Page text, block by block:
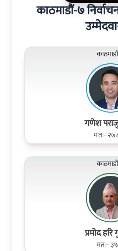
काठमाडौं-७ निर्वाचन
गणेश
मत:-
प्रमोद हरि
मत:-